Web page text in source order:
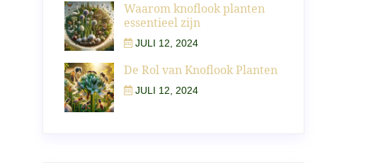
Waarom knoflook planten
essentieel zijn
JULI 12, 2024
De Rol van Knoflook Planten
JULI 12, 2024